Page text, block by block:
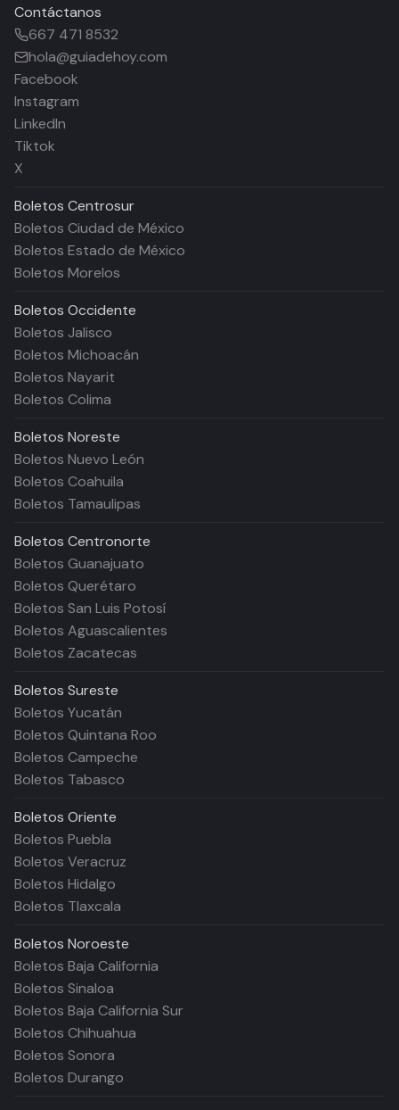
Contáctanos
667 471 8532
hola@guiadehoy.com
Facebook
Instagram
LinkedIn
Tiktok
X
Boletos Centrosur
Boletos Ciudad de México
Boletos Estado de México
Boletos Morelos
Boletos Occidente
Boletos Jalisco
Boletos Michoacán
Boletos Nayarit
Boletos Colima
Boletos Noreste
Boletos Nuevo León
Boletos Coahuila
Boletos Tamaulipas
Boletos Centronorte
Boletos Guanajuato
Boletos Querétaro
Boletos San Luis Potosí
Boletos Aguascalientes
Boletos Zacatecas
Boletos Sureste
Boletos Yucatán
Boletos Quintana Roo
Boletos Campeche
Boletos Tabasco
Boletos Oriente
Boletos Puebla
Boletos Veracruz
Boletos Hidalgo
Boletos Tlaxcala
Boletos Noroeste
Boletos Baja California
Boletos Sinaloa
Boletos Baja California Sur
Boletos Chihuahua
Boletos Sonora
Boletos Durango